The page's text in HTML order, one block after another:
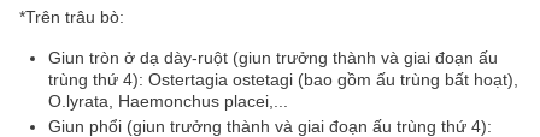
*Trên trâu bò:
Giun tròn ở dạ dày-ruột (giun trưởng thành và giai đoạn ấu
trùng thứ 4): Ostertagia ostetagi (bao gồm ấu trùng bất hoạt),
O.lyrata, Haemonchus placei,...
Giun phổi (giun trưởng thành và giai đoạn ấu trùng thứ 4):